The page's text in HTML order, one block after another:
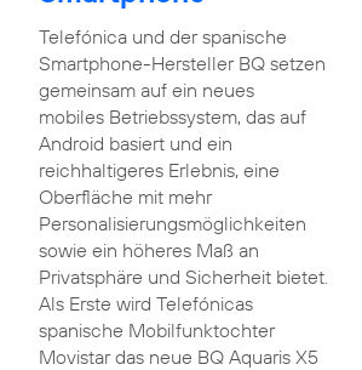
Telefónica und der spanische
Smartphone-Hersteller BQ setzen
gemeinsam auf ein neues
mobiles Betriebssystem, das auf
Android basiert und ein
reichhaltigeres Erlebnis, eine
Oberfläche mit mehr
Personalisierungsmöglichkeiten
sowie ein höheres Maß an
Privatsphäre und Sicherheit bietet.
Als Erste wird Telefónicas
spanische Mobilfunktochter
Movistar das neue BQ Aquaris X5